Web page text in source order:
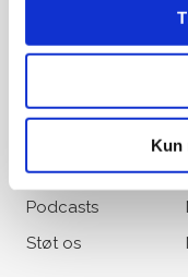
Kun
Om os
Filmoversigt
Podcasts
Støt os